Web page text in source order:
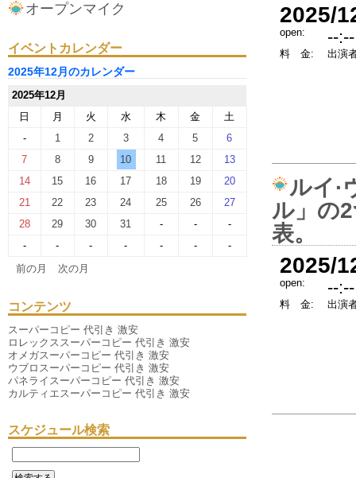
オープンマイク
イベントカレンダー
2025年12月のカレンダー
2025年12月
日
月 火 水 木 金
土
-
1 2 3 4 5
6
7
8 9 10 11 12
13
14
15 16 17 18 19
20
21
22 23 24 25 26
27
28
29 30 31 - -
-
-
- - - - -
-
前の月
次の月
コンテンツ
スーパーコピー 代引き 激安
ロレックススーパーコピー 代引き 激安
オメガスーパーコピー 代引き 激安
ウブロスーパーコピー 代引き 激安
パネライスーパーコピー 代引き 激安
カルティエスーパーコピー 代引き 激安
スケジュール検索
2025/
open: --
料 金: 出演
ルイ·
ル」の
表。
2025/
open: --
料 金: 出演